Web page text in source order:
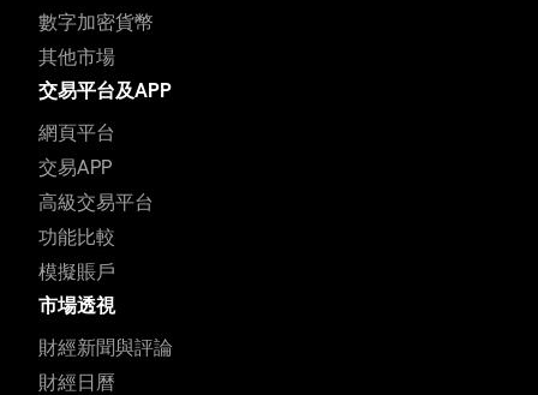
數字加密貨幣
其他市場
交易平台及APP
網頁平台
交易APP
高級交易平台
功能比較
模擬賬戶
市場透視
財經新聞與評論
財經日曆